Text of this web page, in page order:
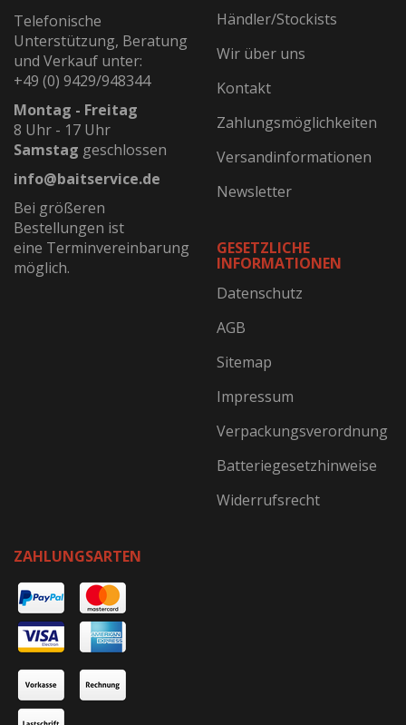
Telefonische
Unterstützung, Beratung
und Verkauf unter:
+49 (0) 9429/948344
Montag - Freitag
8 Uhr - 17 Uhr
Samstag geschlossen
info@baitservice.de
Bei größeren
Bestellungen ist
eine Terminvereinbarung
möglich.
Händler/Stockists
Wir über uns
Kontakt
Zahlungsmöglichkeiten
Versandinformationen
Newsletter
GESETZLICHE
INFORMATIONEN
Datenschutz
AGB
Sitemap
Impressum
Verpackungsverordnung
Batteriegesetzhinweise
Widerrufsrecht
ZAHLUNGSARTEN